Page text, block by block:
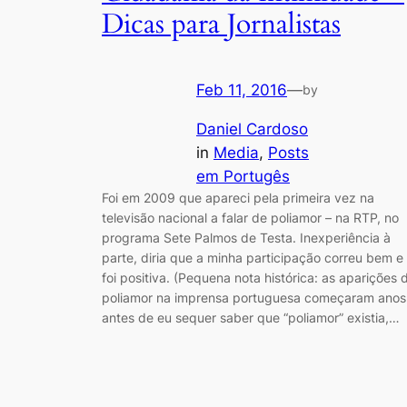
Dicas para Jornalistas
Feb 11, 2016—by
Daniel Cardoso
in Media, Posts
em Portugês
Foi em 2009 que apareci pela primeira vez na
televisão nacional a falar de poliamor – na RTP, no
programa Sete Palmos de Testa. Inexperiência à
parte, diria que a minha participação correu bem e
foi positiva. (Pequena nota histórica: as aparições
poliamor na imprensa portuguesa começaram anos
antes de eu sequer saber que “poliamor” existia,…